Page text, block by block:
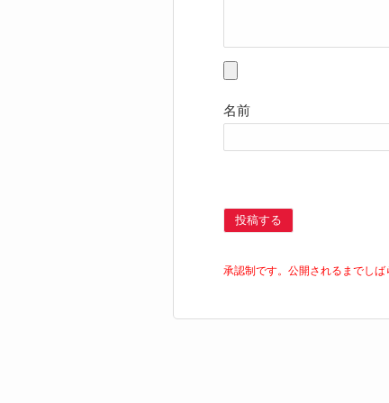
名前
投稿する
承認制です。公開されるまでしば